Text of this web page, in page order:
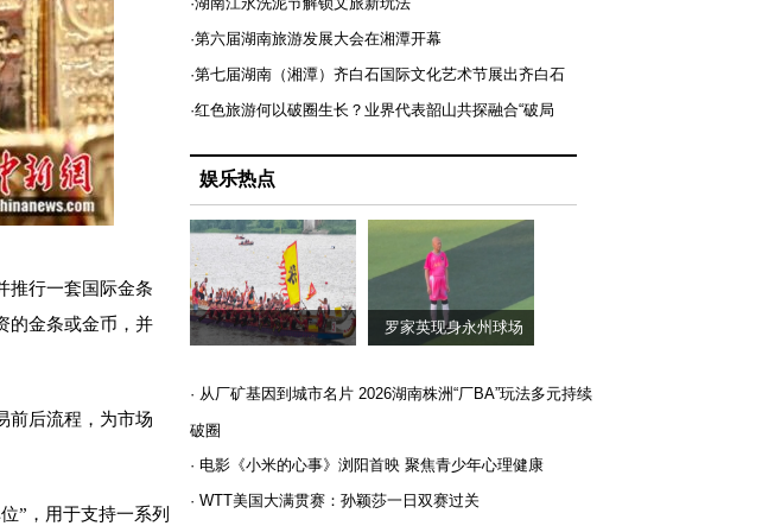
行一套国际金条
的金条或金币，并
后流程，为市场
”，用于支持一系列
·第六届湖南旅游发展大会在湘潭开幕
·第七届湖南（湘潭）齐白石国际文化艺术节展出齐白石
·红色旅游何以破圈生长？业界代表韶山共探融合“破局
娱乐热点
罗家英现身永州球场
· 从厂矿基因到城市名片 2026湖南株洲“厂BA”玩法多元持续
破圈
· 电影《小米的心事》浏阳首映 聚焦青少年心理健康
· WTT美国大满贯赛：孙颖莎一日双赛过关